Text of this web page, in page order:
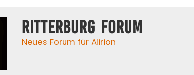
Ritterburg Forum
Neues Forum für Alirion